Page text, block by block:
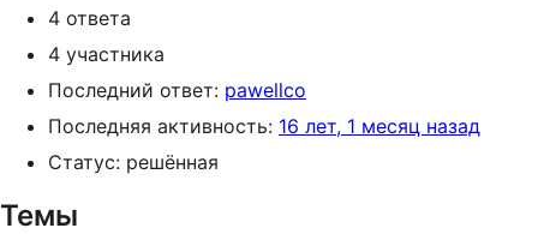
4 ответа
4 участника
Последний ответ: pawellco
Последняя активность: 16 лет, 1 месяц назад
Статус: решённая
Темы